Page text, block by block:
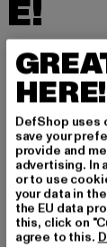
É!
Inscrivez-
z à l'avenir
actuelles,
e DefShop
Quels sont
HOMME
FEMME
HERE!
DefShop uses
save your
provide and
advertising. In
or to use
your data in
the EU data
this, click on
agree to this.